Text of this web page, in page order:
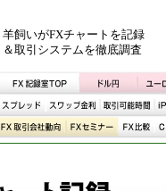
羊飼いがFXチャートを記録
＆取引システムを徹底調査